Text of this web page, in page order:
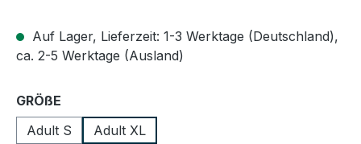
Auf Lager, Lieferzeit: 1-3 Werktage (Deutschland),
ca. 2-5 Werktage (Ausland)
GRÖßE
Adult S
Adult XL